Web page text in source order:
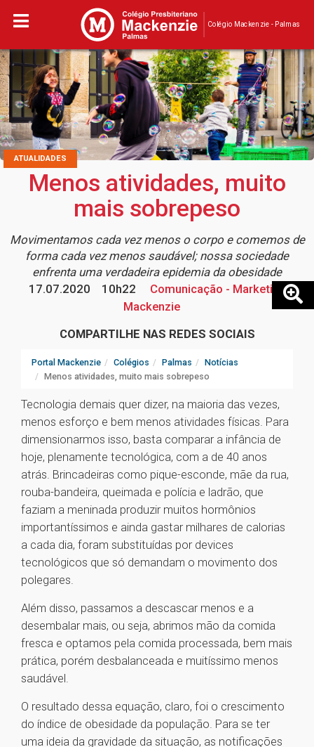
Colégio Mackenzie - Palmas
ATUALIDADES
Menos atividades, muito
mais sobrepeso
Movimentamos cada vez menos o corpo e comemos de
forma cada vez menos saudável; nossa sociedade
enfrenta uma verdadeira epidemia da obesidade
17.07.2020
10h22
Comunicação - Marketing
Mackenzie
COMPARTILHE NAS REDES SOCIAIS
Portal Mackenzie Colégios Palmas
Notícias
Menos atividades, muito mais sobrepeso
Tecnologia demais quer dizer, na maioria das vezes,
menos esforço e bem menos atividades físicas. Para
dimensionarmos isso, basta comparar a infância de
hoje, plenamente tecnológica, com a de 40 anos
atrás. Brincadeiras como pique-esconde, mãe da rua,
rouba-bandeira, queimada e polícia e ladrão, que
faziam a meninada produzir muitos hormônios
importantíssimos e ainda gastar milhares de calorias
a cada dia, foram substituídas por devices
tecnológicos que só demandam o movimento dos
polegares.
Além disso, passamos a descascar menos e a
desembalar mais, ou seja, abrimos mão da comida
fresca e optamos pela comida processada, bem mais
prática, porém desbalanceada e muitíssimo menos
saudável.
O resultado dessa equação, claro, foi o crescimento
do índice de obesidade da população. Para se ter
uma ideia da gravidade da situação, as notificações